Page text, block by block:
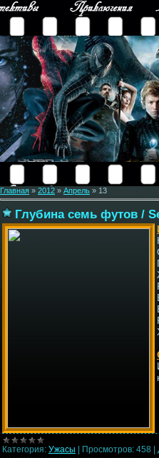
Главная » 2012 » Апрель » 13
Глубина семь футов /
Категория: Ужасы | Просмотров: 458 |